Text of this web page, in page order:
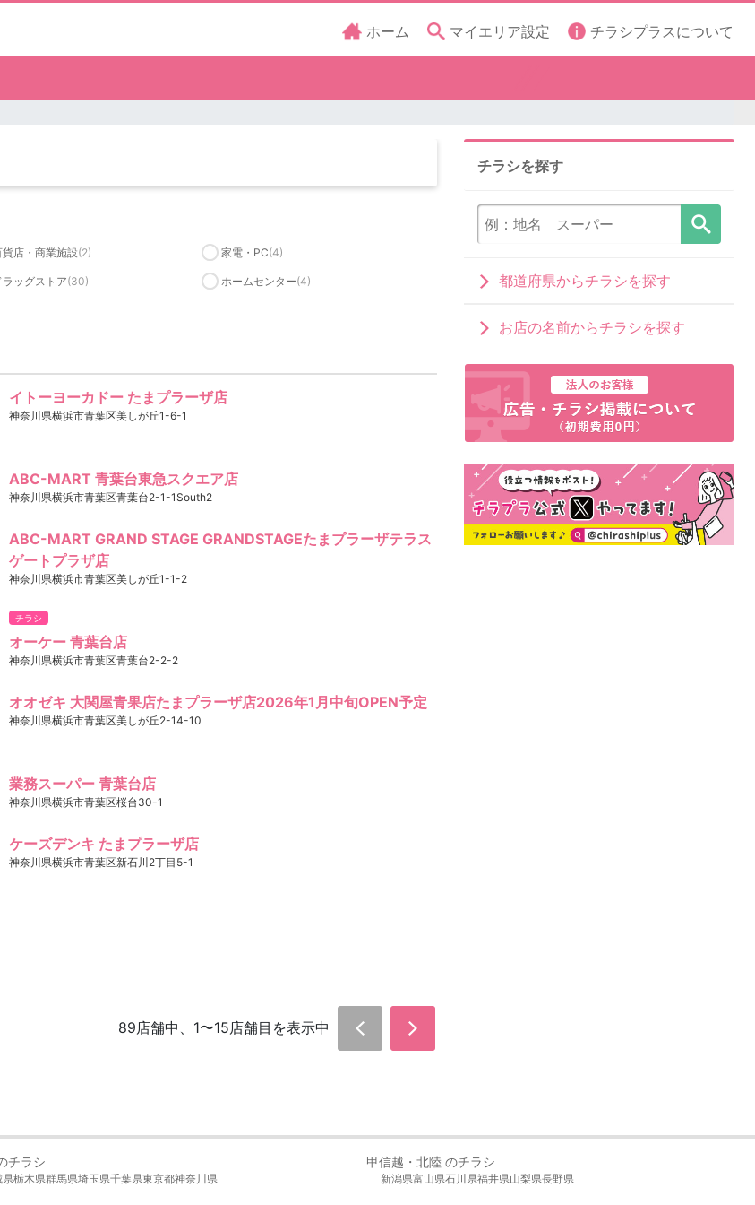
ホーム マイエリア設定 チラシプラスについて
貨店・商業施設(2) 家電・PC(4)
ラッグストア(30) ホームセンター(4)
イトーヨーカドー たまプラーザ店
神奈川県横浜市青葉区美しが丘1-6-1
ABC-MART 青葉台東急スクエア店
神奈川県横浜市青葉区青葉台2-1-1South2
ABC-MART GRAND STAGE GRANDSTAGEたまプラーザテラス
ゲートプラザ店
神奈川県横浜市青葉区美しが丘1-1-2
チラシ
オーケー 青葉台店
神奈川県横浜市青葉区青葉台2-2-2
オオゼキ 大関屋青果店たまプラーザ店2026年1月中旬OPEN予定
神奈川県横浜市青葉区美しが丘2-14-10
業務スーパー 青葉台店
神奈川県横浜市青葉区桜台30-1
ケーズデンキ たまプラーザ店
神奈川県横浜市青葉区新石川2丁目5-1
89店舗中、1〜15店舗目を表示中
チラシを探す
都道府県からチラシを探す
お店の名前からチラシを探す
チラシ
県栃木県群馬県埼玉県千葉県東京都神奈川県
甲信越・北陸 のチラシ
新潟県富山県石川県福井県山梨県長野県